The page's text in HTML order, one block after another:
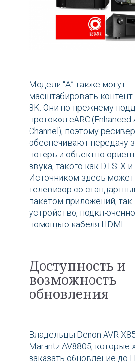
Модели “А” также могут
масштабировать контент
8K. Они по-прежнему
протокол eARC (Enhanced
Channel), поэтому
обеспечивают передачу
потерь и объектно-
звука, такого как DTS: X
Источником здесь может
телевизор со
пакетом приложений, так
устройство,
помощью кабеля HDMI.
Доступность и
возможность
обновления
Владельцы Denon AVR-
Marantz AV8805, которые
заказать обновление до